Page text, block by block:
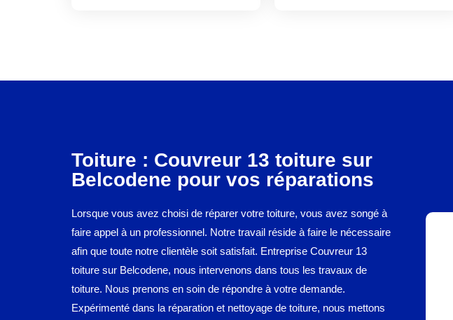
Toiture : Couvreur 13 toiture sur
Belcodene pour vos réparations
Lorsque vous avez choisi de réparer votre toiture, vous avez songé à
faire appel à un professionnel. Notre travail réside à faire le nécessaire
afin que toute notre clientèle soit satisfait. Entreprise Couvreur 13
toiture sur Belcodene, nous intervenons dans tous les travaux de
toiture. Nous prenons en soin de répondre à votre demande.
Expérimenté dans la réparation et nettoyage de toiture, nous mettons